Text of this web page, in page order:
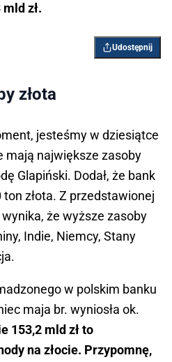
zł.
Udostępnij
złota
jesteśmy w dziesiątce
mają największe zasoby
Glapiński. Dodał, że bank
złota. Z przedstawionej
że wyższe zasoby
Indie, Niemcy, Stany
w polskim banku
maja br. wyniosła ok.
153,2 mld zł to
na złocie. Przypomnę,